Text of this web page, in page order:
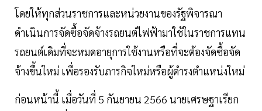
โดยให้ทุกส่วนราชการและหน่วยงานของรัฐพิจารณา
ดำเนินการจัดซื้อจัดจ้างรถยนต์ไฟฟ้ามาใช้ในราชการแทน
รถยนต์เดิมที่จะหมดอายุการใช้งานหรือที่จะต้องจัดซื้อจัด
จ้างขึ้นใหม่ เพื่อรองรับภารกิจใหม่หรือผู้ดำรงตำแหน่งใหม่
ก่อนหน้านี้ เมื่อวันที่ 5 กันยายน 2566 นายเศรษฐาเรียก